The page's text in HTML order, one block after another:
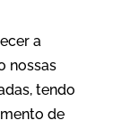
a
nossas
tendo
de